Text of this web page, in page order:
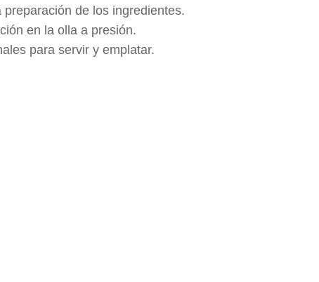
preparación de los ingredientes.
en la olla a presión.
para servir y emplatar.